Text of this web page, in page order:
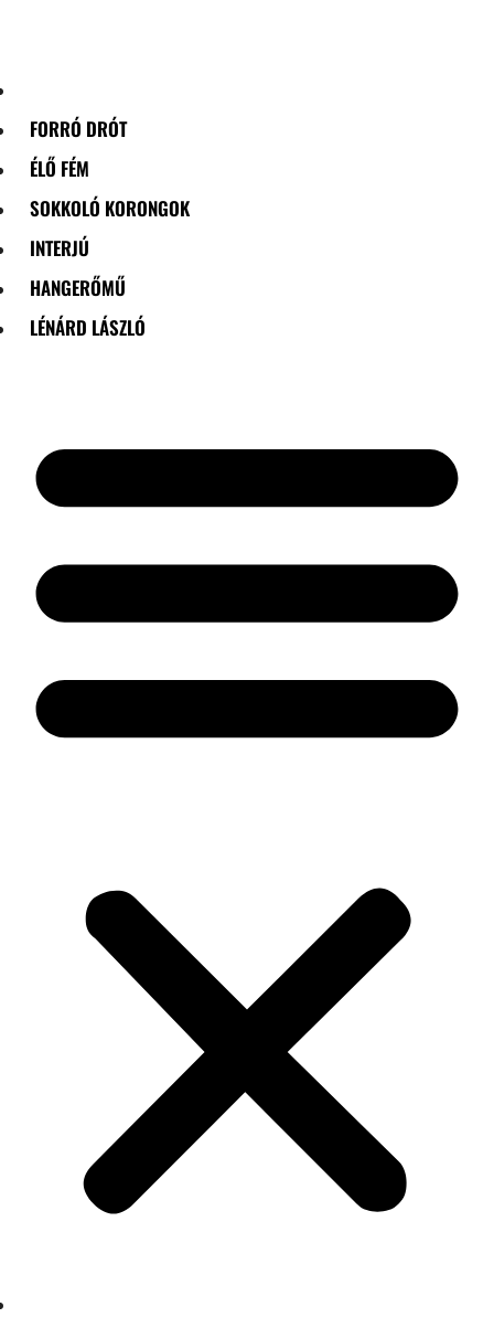
FORRÓ DRÓT
ÉLŐ FÉM
SOKKOLÓ KORONGOK
INTERJÚ
HANGERŐMŰ
LÉNÁRD LÁSZLÓ